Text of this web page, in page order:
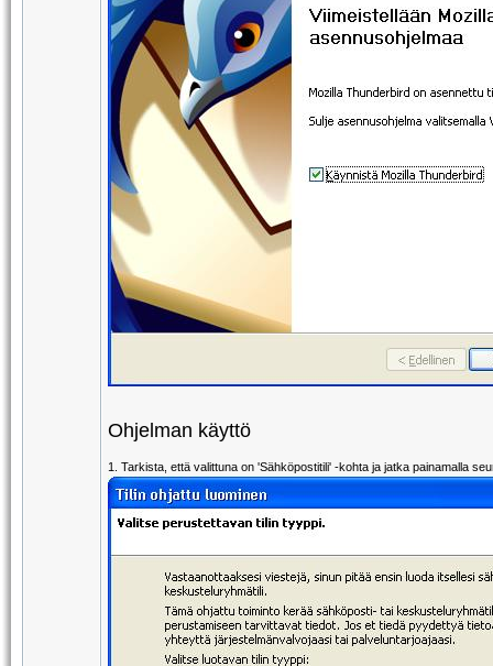
Ohjelman käyttö
1. Tarkista, että valittuna on 'Sähköpostitili' -kohta ja jatka painamalla